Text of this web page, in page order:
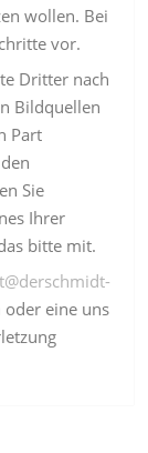
wollen. Bei
vor.
Dritter nach
Bildquellen
Part
Sie
Ihrer
bitte mit.
oder eine uns